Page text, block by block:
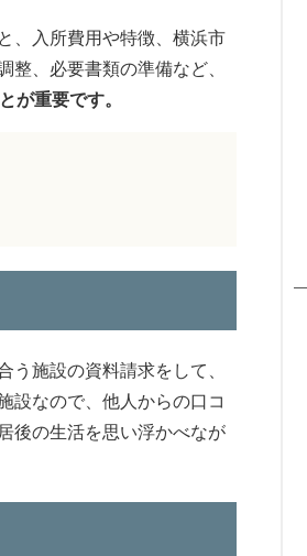
、入所費用や特徴、横浜市
整、必要書類の準備など、
が重要です。
施設の資料請求をして、
設なので、他人からの口コ
後の生活を思い浮かべなが